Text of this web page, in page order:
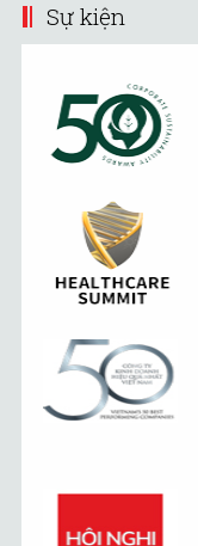
Sự kiện